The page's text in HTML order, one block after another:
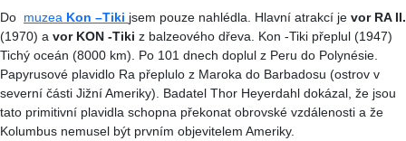
Do muzea Kon –Tiki jsem pouze nahlédla. Hlavní atrakcí je vor RA II.
(1970) a vor KON -Tiki z balzeového dřeva. Kon -Tiki přeplul (1947)
Tichý oceán (8000 km). Po 101 dnech doplul z Peru do Polynésie.
Papyrusové plavidlo Ra přeplulo z Maroka do Barbadosu (ostrov v
severní části Jižní Ameriky). Badatel Thor Heyerdahl dokázal, že jsou
tato primitivní plavidla schopna překonat obrovské vzdálenosti a že
Kolumbus nemusel být prvním objevitelem Ameriky.